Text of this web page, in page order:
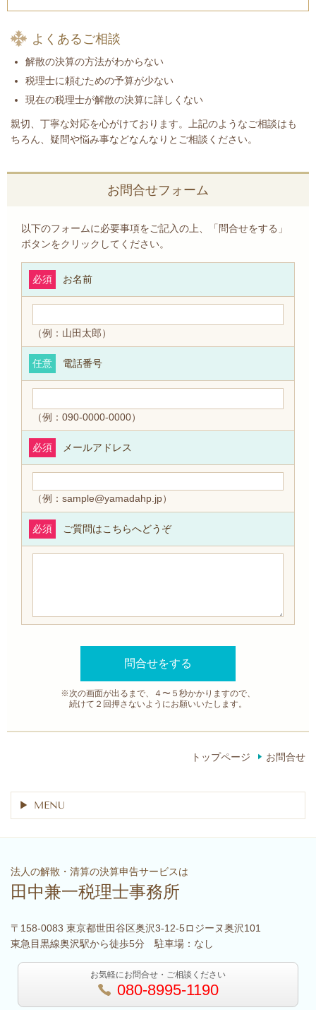
よくあるご相談
解散の決算の方法がわからない
税理士に頼むための予算が少ない
現在の税理士が解散の決算に詳しくない
親切、丁寧な対応を心がけております。上記のようなご相談はも
ちろん、疑問や悩み事などなんなりとご相談ください。
お問合せフォーム
以下のフォームに必要事項をご記入の上、「問合せをする」
ボタンをクリックしてください。
お名前
必須
（例：山田太郎）
電話番号
任意
（例：090-0000-0000）
メールアドレス
必須
（例：sample@yamadahp.jp）
ご質問はこちらへどうぞ
必須
※次の画面が出るまで、４〜５秒かかりますので、
続けて２回押さないようにお願いいたします。
トップページ お問合せ
MENU
法人の解散・清算の決算申告サービスは
田中兼一税理士事務所
〒158-0083 東京都世田谷区奥沢3-12-5ロジーヌ奥沢101
東急目黒線奥沢駅から徒歩5分 駐車場：なし
お気軽にお問合せ・ご相談ください
080-8995-1190